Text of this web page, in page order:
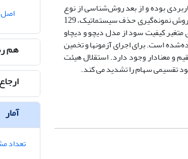
بوده و از بعد روش‌شناسی از نوع
تحقیقات علّی (پس رویدادی) می‌باشد. جامعه آماری پژوهش، کلیه شرکت‌های پذیرفته‌شده در بورس اوراق بهادار تهران بوده و با استفاده از روش نمونه‌گیری حذف سیستماتیک، 129
تحقیق قرار گرفتند. برای اندازه گیری متغیر کیفیت سود از مدل دیچو و دیچاو
است. برای اجرای آزمونها و تخمین
مستقیم و معنادار وجود دارد. استقلال هیئت
تقسیمی سهام را تشدید می کند.
اصل
هم
آمار
تعداد